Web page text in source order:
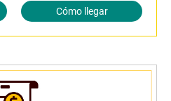
Cómo llegar